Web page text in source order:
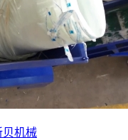
贝机械